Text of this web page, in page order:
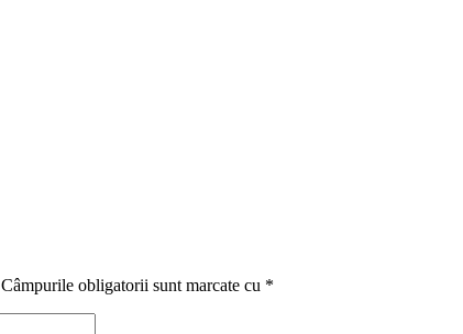
Câmpurile obligatorii sunt marcate cu *